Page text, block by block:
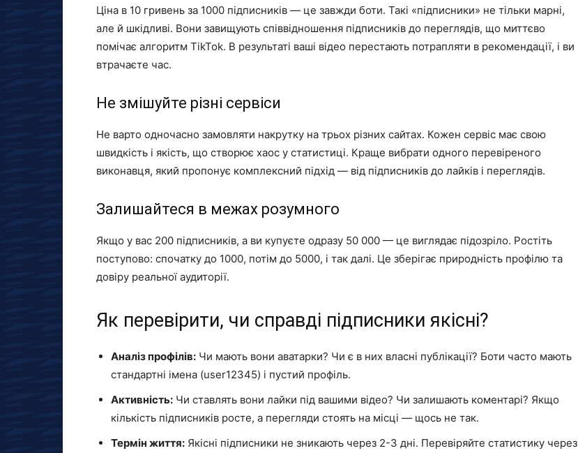
Ціна в 10 гривень за 1000 підписників — це завжди боти. Такі «підписники» не тільки марні,
але й шкідливі. Вони завищують співвідношення підписників до переглядів, що миттєво
помічає алгоритм TikTok. В результаті ваші відео перестають потрапляти в рекомендації, і ви
втрачаєте час.
Не змішуйте різні сервіси
Не варто одночасно замовляти накрутку на трьох різних сайтах. Кожен сервіс має свою
швидкість і якість, що створює хаос у статистиці. Краще вибрати одного перевіреного
виконавця, який пропонує комплексний підхід — від підписників до лайків і переглядів.
Залишайтеся в межах розумного
Якщо у вас 200 підписників, а ви купуєте одразу 50 000 — це виглядає підозріло. Ростіть
поступово: спочатку до 1000, потім до 5000, і так далі. Це зберігає природність профілю та
довіру реальної аудиторії.
Як перевірити, чи справді підписники якісні?
Аналіз профілів: Чи мають вони аватарки? Чи є в них власні публікації? Боти часто мають
стандартні імена (user12345) і пустий профіль.
Активність: Чи ставлять вони лайки під вашими відео? Чи залишають коментарі? Якщо
кількість підписників росте, а перегляди стоять на місці — щось не так.
Термін життя: Якісні підписники не зникають через 2-3 дні. Перевіряйте статистику через